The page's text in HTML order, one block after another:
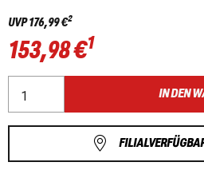
UVP176,99 €2
153,98 €1
IN DEN